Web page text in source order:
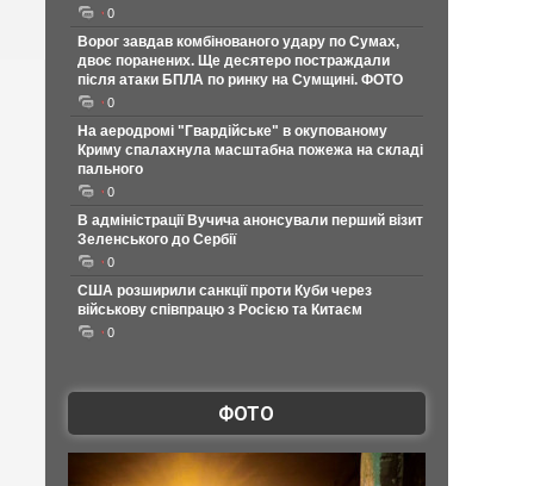
0
Ворог завдав комбінованого удару по Сумах,
двоє поранених. Ще десятеро постраждали
після атаки БПЛА по ринку на Сумщині. ФОТО
0
На аеродромі "Гвардійське" в окупованому
Криму спалахнула масштабна пожежа на складі
пального
0
В адміністрації Вучича анонсували перший візит
Зеленського до Сербії
0
США розширили санкції проти Куби через
військову співпрацю з Росією та Китаєм
0
ФОТО